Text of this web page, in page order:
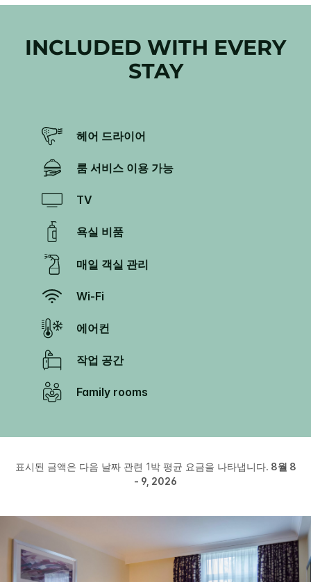
INCLUDED WITH EVERY
STAY
헤어 드라이어
룸 서비스 이용 가능
TV
욕실 비품
매일 객실 관리
Wi-Fi
에어컨
작업 공간
Family rooms
표시된 금액은 다음 날짜 관련 1박 평균 요금을 나타냅니다. 8월 8
- 9, 2026